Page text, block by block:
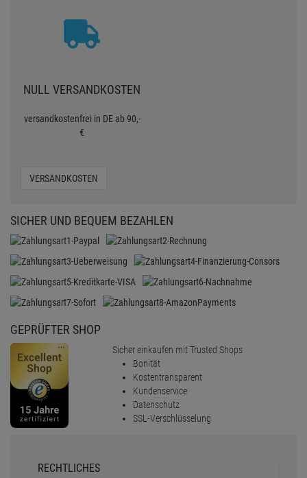
NULL VERSANDKOSTEN
versandkostenfrei in DE ab 90,-
€
VERSANDKOSTEN
SICHER UND BEQUEM BEZAHLEN
GEPRÜFTER SHOP
Sicher einkaufen mit Trusted Shops
Bonität
Kostentransparent
Kundenservice
Datenschutz
SSL-Verschlüsselung
RECHTLICHES